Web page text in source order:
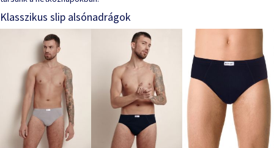
Klasszikus slip alsónadrágok